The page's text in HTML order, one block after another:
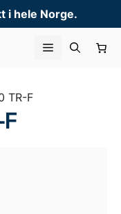
i hele Norge.
Meny
TR-F